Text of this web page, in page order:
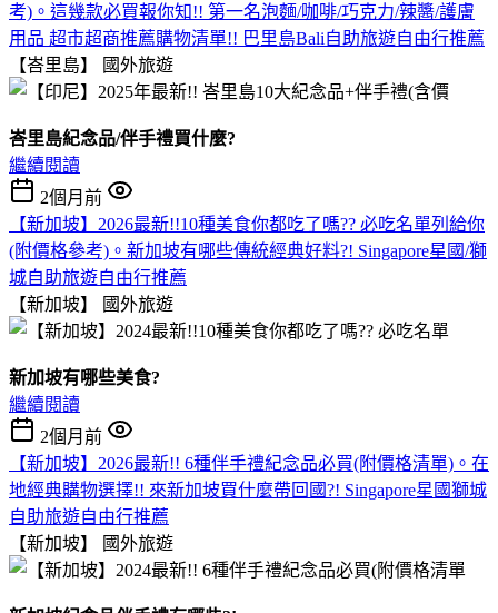
考)。這幾款必買報你知!! 第一名泡麵/咖啡/巧克力/辣醬/護膚
用品 超市超商推薦購物清單!! 巴里島Bali自助旅遊自由行推薦
【峇里島】
國外旅遊
峇里島紀念品/伴手禮買什麼?
繼續閱讀
2個月前
【新加坡】2026最新!!10種美食你都吃了嗎?? 必吃名單列給你
(附價格參考)。新加坡有哪些傳統經典好料?! Singapore星國/獅
城自助旅遊自由行推薦
【新加坡】
國外旅遊
新加坡有哪些美食?
繼續閱讀
2個月前
【新加坡】2026最新!! 6種伴手禮紀念品必買(附價格清單)。在
地經典購物選擇!! 來新加坡買什麼帶回國?! Singapore星國獅城
自助旅遊自由行推薦
【新加坡】
國外旅遊